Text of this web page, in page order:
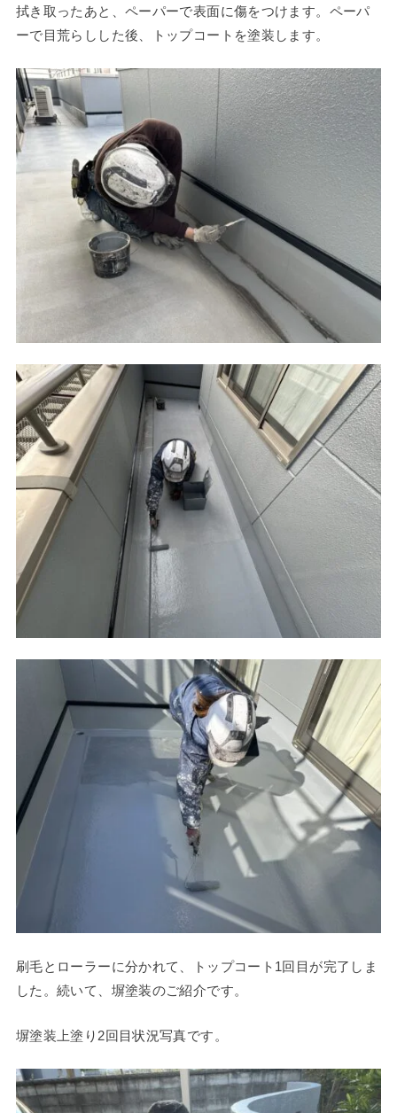
拭き取ったあと、ペーパーで表面に傷をつけます。ペーパ
ーで目荒らしした後、トップコートを塗装します。
刷毛とローラーに分かれて、トップコート1回目が完了しま
した。続いて、塀塗装のご紹介です。
塀塗装上塗り2回目状況写真です。